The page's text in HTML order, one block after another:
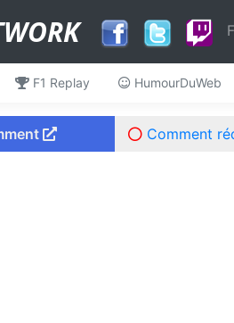
F1 Replay HumourDuWeb
Comment